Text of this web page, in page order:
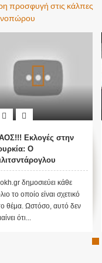
προσφυγή στις κάλπες
Εκλογές στην
Ο
τα
θα γίνουν
δημοσιεύει κάθε
το οποίο είναι σχετικό
θέμα. Ωστόσο, αυτό δεν
ότι...